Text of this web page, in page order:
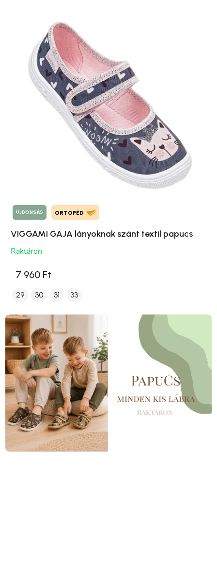
ÚJDONSÁG ORTOPÉD
VIGGAMI GAJA lányoknak szánt textil papucs
Raktáron
7 960 Ft
29 30 31 33